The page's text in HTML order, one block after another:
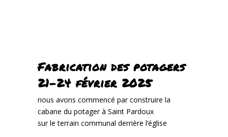
Fabrication des potagers
21-24 février 2025
nous avons commencé par construire la
cabane du potager à Saint Pardoux
sur le terrain communal derrière l’église